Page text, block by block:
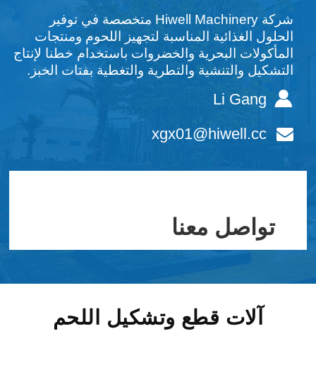
شركة Hiwell Machinery متخصصة في توفير
الحلول الغذائية المناسبة لتجهيز اللحوم ومنتجات
المأكولات البحرية والخضروات باستخدام خطنا لإنتاج
التشكيل والتنشية والتطرية والتغطية بفتات الخبز.
Li Gang
xgx01@hiwell.cc
تواصل معنا
آلات قطع وتشكيل اللحم